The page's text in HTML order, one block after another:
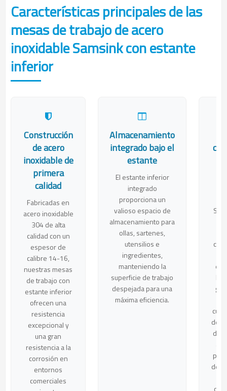
Características principales de las
mesas de trabajo de acero
inoxidable Samsink con estante
inferior
Construcción
de acero
inoxidable de
primera
calidad
Fabricadas en
acero inoxidable
304 de alta
calidad con un
espesor de
calibre 14-16,
nuestras mesas
de trabajo con
estante inferior
ofrecen una
resistencia
excepcional y
una gran
resistencia a la
corrosión en
entornos
comerciales
Almacenamiento
integrado bajo el
estante
El estante inferior
integrado
proporciona un
valioso espacio de
almacenamiento para
ollas, sartenes,
utensilios e
ingredientes,
manteniendo la
superficie de trabajo
despejada para una
máxima eficiencia.
de
de
de